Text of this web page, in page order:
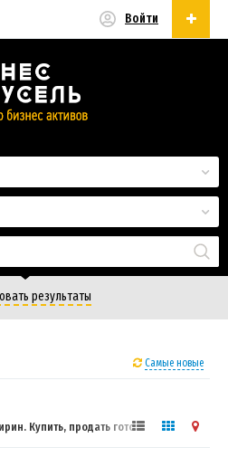
Войти
результаты
Самые новые
Купить, продать готовый бизнес